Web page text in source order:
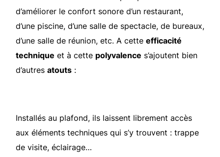
d’améliorer le confort sonore d’un restaurant,
d’une piscine, d’une salle de spectacle, de bureaux,
d’une salle de réunion, etc. A cette efficacité
technique et à cette polyvalence s’ajoutent bien
d’autres atouts :
Installés au plafond, ils laissent librement accès
aux éléments techniques qui s’y trouvent : trappe
de visite, éclairage…